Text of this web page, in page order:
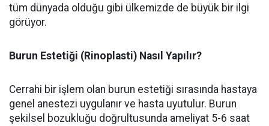
tüm dünyada olduğu gibi ülkemizde de büyük bir ilgi
görüyor.
Burun Estetiği (Rinoplasti) Nasıl Yapılır?
Cerrahi bir işlem olan burun estetiği sırasında hastaya
genel anestezi uygulanır ve hasta uyutulur. Burun
şekilsel bozukluğu doğrultusunda ameliyat 5-6 saat